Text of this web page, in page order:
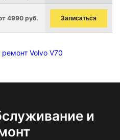
4990 руб. Записаться
Volvo V70
и